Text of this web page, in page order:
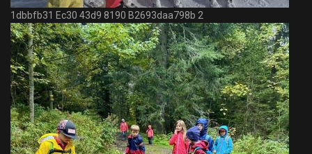
1dbbfb31 Ec30 43d9 8190 B2693daa798b 2